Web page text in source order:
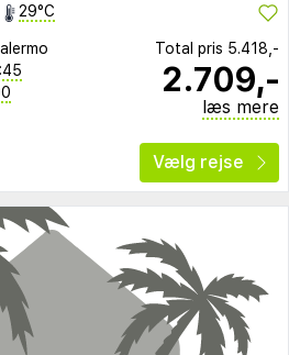
29°C
Total pris 5.418,-
2.709,-
læs mere
Vælg rejse